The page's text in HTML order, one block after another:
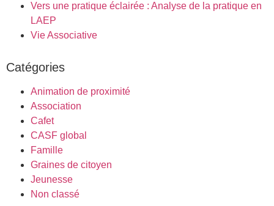
Vers une pratique éclairée : Analyse de la pratique en
LAEP​
Vie Associative
Catégories
Animation de proximité
Association
Cafet
CASF global
Famille
Graines de citoyen
Jeunesse
Non classé